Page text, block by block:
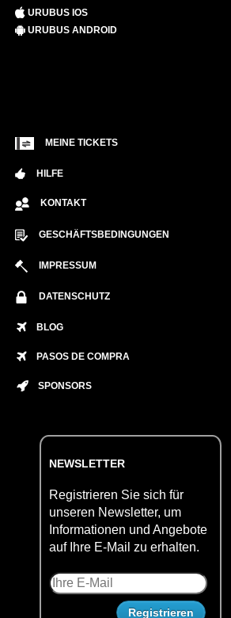
URUBUS IOS
URUBUS ANDROID
MEINE TICKETS
HILFE
KONTAKT
GESCHÄFTSBEDINGUNGEN
IMPRESSUM
DATENSCHUTZ
BLOG
PASOS DE COMPRA
SPONSORS
NEWSLETTER
Registrieren Sie sich für
unseren Newsletter, um
Informationen und Angebote
auf Ihre E-Mail zu erhalten.